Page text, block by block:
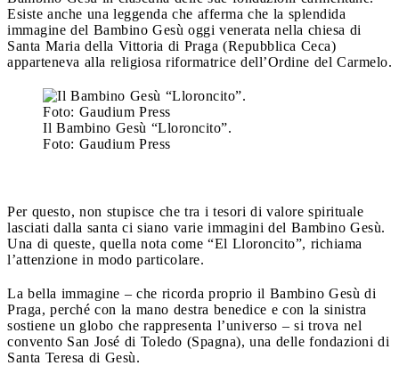
Esiste anche una leggenda che afferma che la splendida
immagine del Bambino Gesù oggi venerata nella chiesa di
Santa Maria della Vittoria di Praga (Repubblica Ceca)
apparteneva alla religiosa riformatrice dell’Ordine del Carmelo.
Il Bambino Gesù “Lloroncito”.
Foto: Gaudium Press
Per questo, non stupisce che tra i tesori di valore spirituale
lasciati dalla santa ci siano varie immagini del Bambino Gesù.
Una di queste, quella nota come “El Lloroncito”, richiama
l’attenzione in modo particolare.
La bella immagine – che ricorda proprio il Bambino Gesù di
Praga, perché con la mano destra benedice e con la sinistra
sostiene un globo che rappresenta l’universo – si trova nel
convento San José di Toledo (Spagna), una delle fondazioni di
Santa Teresa di Gesù.